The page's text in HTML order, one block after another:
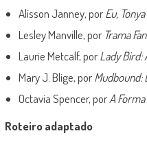
Alisson Janney, porEu, Tonya
Lesley Manville, por Trama
Laurie Metcalf, porLady Bird:
Mary J. Blige, porMudbound:
Octavia Spencer, porA
Roteiro adaptado